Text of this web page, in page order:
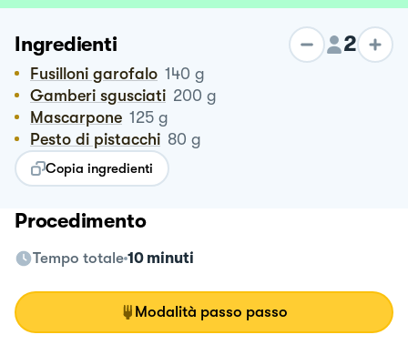
Ingredienti 2
Fusilloni garofalo 140 g
Gamberi sgusciati 200 g
Mascarpone 125 g
Pesto di pistacchi 80 g
Copia ingredienti
Procedimento
Tempo totale 10 minuti
Modalità passo passo